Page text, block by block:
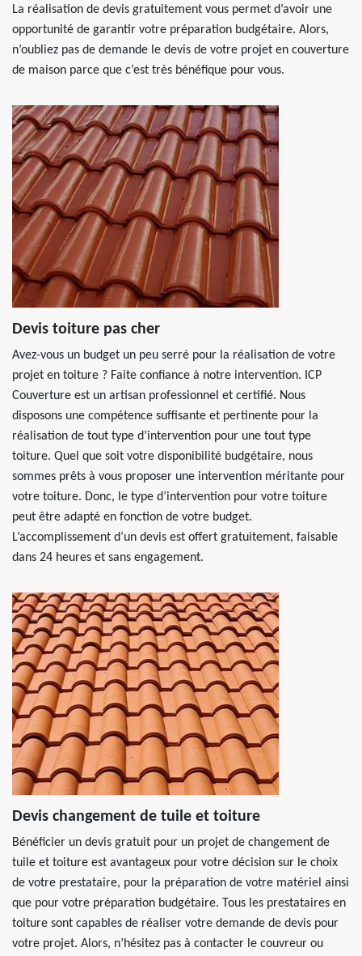
La réalisation de devis gratuitement vous permet d’avoir une
opportunité de garantir votre préparation budgétaire. Alors,
n’oubliez pas de demande le devis de votre projet en couverture
de maison parce que c’est très bénéfique pour vous.
Devis toiture pas cher
Avez-vous un budget un peu serré pour la réalisation de votre
projet en toiture ? Faite confiance à notre intervention. ICP
Couverture est un artisan professionnel et certifié. Nous
disposons une compétence suffisante et pertinente pour la
réalisation de tout type d’intervention pour une tout type
toiture. Quel que soit votre disponibilité budgétaire, nous
sommes prêts à vous proposer une intervention méritante pour
votre toiture. Donc, le type d’intervention pour votre toiture
peut être adapté en fonction de votre budget.
L’accomplissement d’un devis est offert gratuitement, faisable
dans 24 heures et sans engagement.
Devis changement de tuile et toiture
Bénéficier un devis gratuit pour un projet de changement de
tuile et toiture est avantageux pour votre décision sur le choix
de votre prestataire, pour la préparation de votre matériel ainsi
que pour votre préparation budgétaire. Tous les prestataires en
toiture sont capables de réaliser votre demande de devis pour
votre projet. Alors, n’hésitez pas à contacter le couvreur ou